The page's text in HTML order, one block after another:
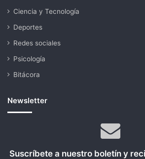
Ciencia y Tecnología
Deportes
Redes sociales
Psicología
Bitácora
Newsletter
Suscríbete a nuestro boletín y